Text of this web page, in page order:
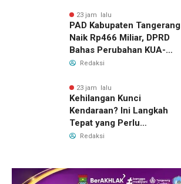
23 jam lalu
PAD Kabupaten Tangerang
Naik Rp466 Miliar, DPRD
Bahas Perubahan KUA-
PPAS 2026
Redaksi
23 jam lalu
Kehilangan Kunci
Kendaraan? Ini Langkah
Tepat yang Perlu
Dilakukan
Redaksi